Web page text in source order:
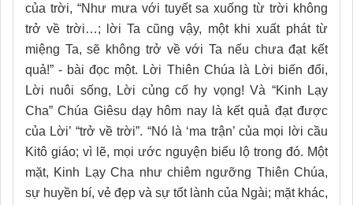
của trời, “Như mưa với tuyết sa xuống từ trời không
trở về trời…; lời Ta cũng vậy, một khi xuất phát từ
miệng Ta, sẽ không trở về với Ta nếu chưa đạt kết
quả!” - bài đọc một. Lời Thiên Chúa là Lời biến đổi,
Lời nuôi sống, Lời củng cố hy vọng! Và “Kinh Lạy
Cha” Chúa Giêsu dạy hôm nay là kết quả đạt được
của Lời’ “trở về trời”. “Nó là ‘ma trận’ của mọi lời cầu
Kitô giáo; vì lẽ, mọi ước nguyện biểu lộ trong đó. Một
mặt, Kinh Lạy Cha như chiêm ngưỡng Thiên Chúa,
sự huyền bí, vẻ đẹp và sự tốt lành của Ngài; mặt khác,